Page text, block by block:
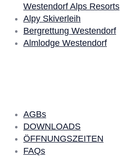
Westendorf Alps Resorts
Alpy Skiverleih
Bergrettung Westendorf
Almlodge Westendorf
AGBs
DOWNLOADS
ÖFFNUNGSZEITEN
FAQs